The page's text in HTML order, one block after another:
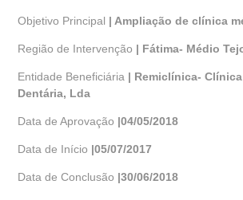
Objetivo Principal | Ampliação de clínica
Região de Intervenção | Fátima- Médio
Entidade Beneficiária | Remiclínica-
Dentária, Lda
Data de Aprovação |04/05/2018
Data de Início |05/07/2017
Data de Conclusão |30/06/2018